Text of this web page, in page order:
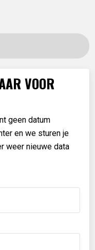
VOOR
geen datum
en we sturen je
weer nieuwe data